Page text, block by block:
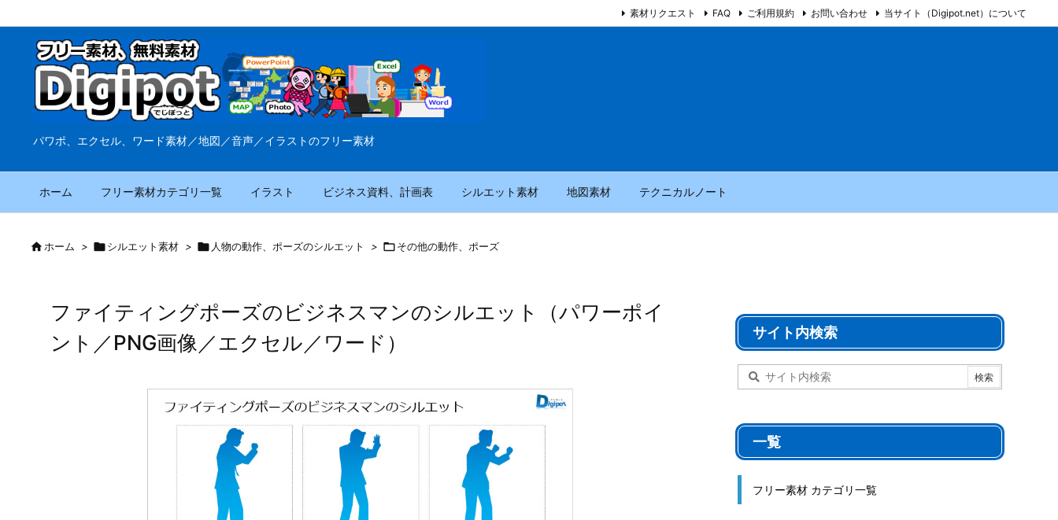
パワポ、エクセル、ワード素材／地図／音声／イラストのフリー素材
ホーム フリー素材カテゴリ一覧 イラスト ビジネス資料、計画表 シルエット素材 地図素材 テクニカルノート
素材リクエスト FAQ ご利用規約 お問い合わせ 当サイト（Digipot.net）について
ホーム > シルエット素材 >  人物の動作、ポーズのシルエット > その他の動作、ポーズ
ファイティングポーズのビジネスマンのシルエット（パワーポイ
ント／PNG画像／エクセル／ワード）
サイト内検索
一覧
フリー素材 カテゴリ一覧